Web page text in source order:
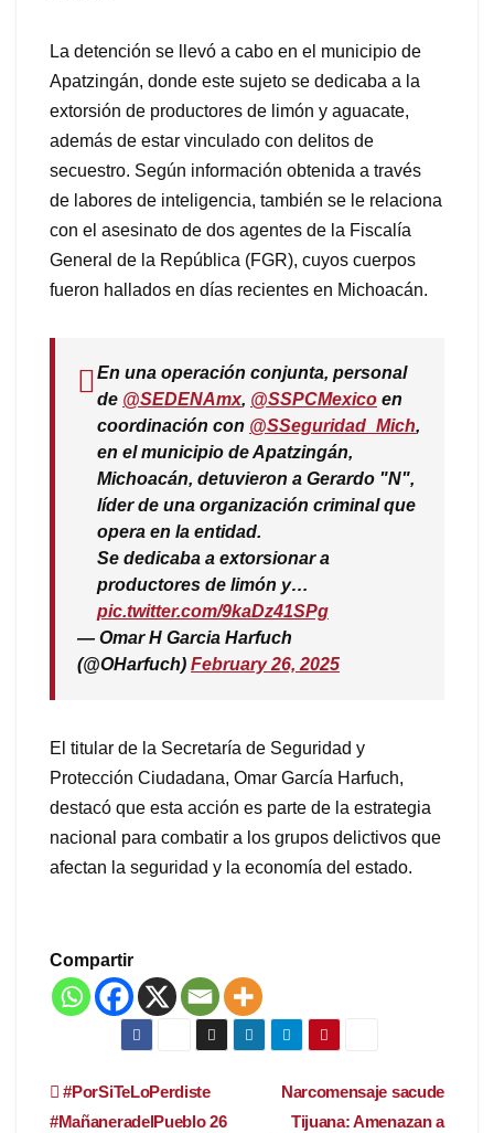
La detención se llevó a cabo en el municipio de
Apatzingán, donde este sujeto se dedicaba a la
extorsión de productores de limón y aguacate,
además de estar vinculado con delitos de
secuestro. Según información obtenida a través
de labores de inteligencia, también se le relaciona
con el asesinato de dos agentes de la Fiscalía
General de la República (FGR), cuyos cuerpos
fueron hallados en días recientes en Michoacán.
En una operación conjunta, personal
de @SEDENAmx, @SSPCMexico en
coordinación con @SSeguridad_Mich,
en el municipio de Apatzingán,
Michoacán, detuvieron a Gerardo "N",
líder de una organización criminal que
opera en la entidad.
Se dedicaba a extorsionar a
productores de limón y…
pic.twitter.com/9kaDz41SPg
— Omar H Garcia Harfuch
(@OHarfuch) February 26, 2025
El titular de la Secretaría de Seguridad y
Protección Ciudadana, Omar García Harfuch,
destacó que esta acción es parte de la estrategia
nacional para combatir a los grupos delictivos que
afectan la seguridad y la economía del estado.
Compartir
Navegación
Narcomensaje sacude
Tijuana: Amenazan a
#PorSiTeLoPerdiste
#MañaneradelPueblo 26